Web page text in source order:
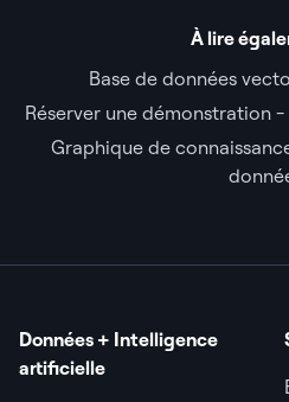
À lire
Base de données
Réserver une démonstration
Graphique de
Données + Intelligence
artificielle